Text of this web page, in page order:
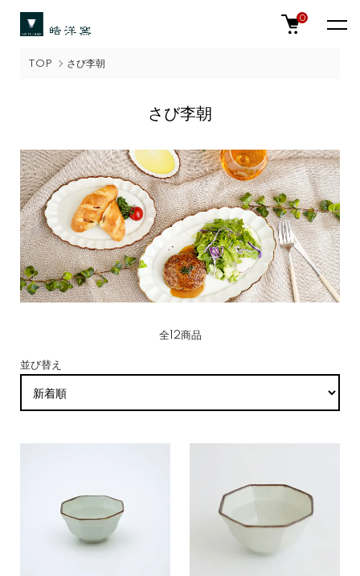
0
TOP さび李朝
さび李朝
全12商品
並び替え